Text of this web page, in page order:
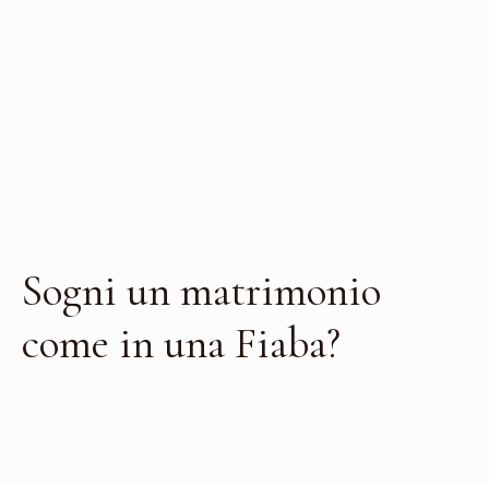
Sogni un matrimonio
come in una Fiaba?